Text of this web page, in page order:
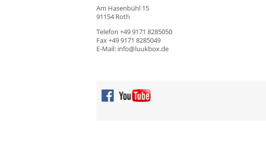
Am Hasenbühl 15
91154 Roth
Telefon +49 9171 8285050
Fax +49 9171 8285049
E-Mail: info@luukbox.de